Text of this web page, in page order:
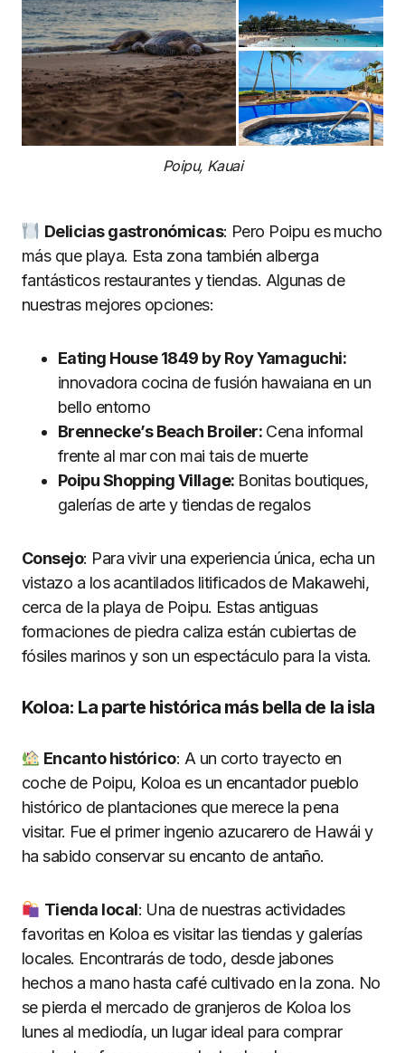
Poipu, Kauai
Delicias gastronómicas: Pero Poipu es mucho
más que playa. Esta zona también alberga
fantásticos restaurantes y tiendas. Algunas de
nuestras mejores opciones:
Eating House 1849 by Roy Yamaguchi:
innovadora cocina de fusión hawaiana en un
bello entorno
Brennecke’s Beach Broiler:Cena informal
frente al mar con mai tais de muerte
Poipu Shopping Village: Bonitas boutiques,
galerías de arte y tiendas de regalos
Consejo: Para vivir una experiencia única, echa un
vistazo a los acantilados litificados de Makawehi,
cerca de la playa de Poipu. Estas antiguas
formaciones de piedra caliza están cubiertas de
fósiles marinos y son un espectáculo para la vista.
Koloa: La parte histórica más bella de la isla
Encanto histórico: A un corto trayecto en
coche de Poipu, Koloa es un encantador pueblo
histórico de plantaciones que merece la pena
visitar. Fue el primer ingenio azucarero de Hawái y
ha sabido conservar su encanto de antaño.
Tienda local: Una de nuestras actividades
favoritas en Koloa es visitar las tiendas y galerías
locales. Encontrarás de todo, desde jabones
hechos a mano hasta café cultivado en la zona. No
se pierda el mercado de granjeros de Koloa los
lunes al mediodía, un lugar ideal para comprar